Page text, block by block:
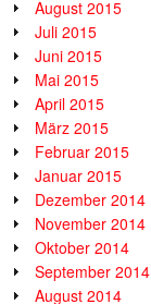
August 2015
Juli 2015
Juni 2015
Mai 2015
April 2015
März 2015
Februar 2015
Januar 2015
Dezember 2014
November 2014
Oktober 2014
September 2014
August 2014